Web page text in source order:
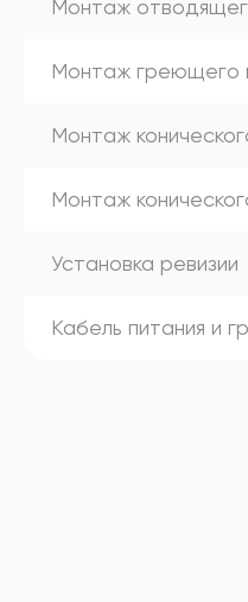
Монтаж
Монтаж греющего
Монтаж
Монтаж
Установка ревизии
Кабель питания и